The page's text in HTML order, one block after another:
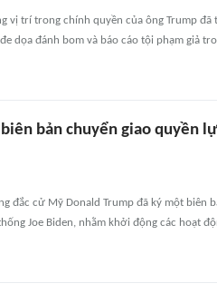
vị trí trong chính quyền của ông Trump
dọa đánh bom và báo cáo tội phạm giả
bản chuyển giao quyền
đắc cử Mỹ Donald Trump đã ký một biên
Joe Biden, nhằm khởi động các hoạt